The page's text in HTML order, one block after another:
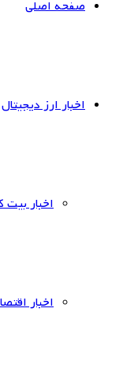
صفحه اصلی
اخبار ارز دیجیتال
اخبار بیت
اخبار